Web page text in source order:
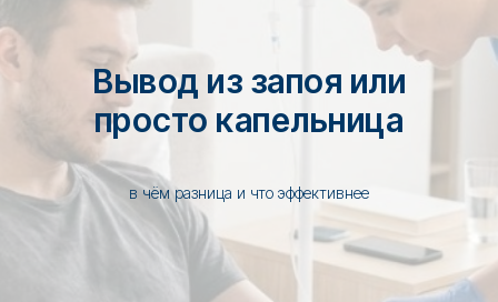
Вывод из запоя или
просто капельница
в чём разница и что эффективнее